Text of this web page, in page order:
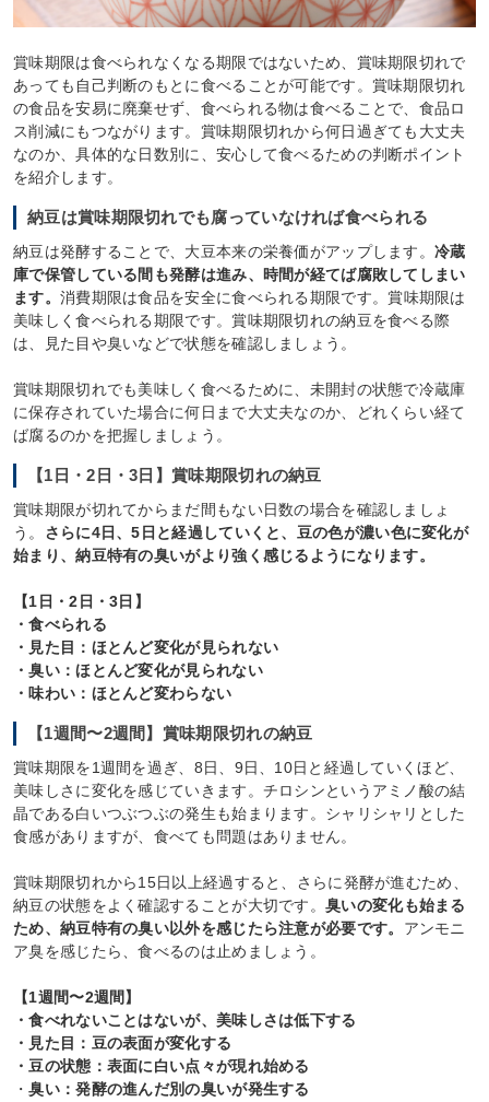
賞味期限は食べられなくなる期限ではないため、賞味期限切れで
あっても自己判断のもとに食べることが可能です。賞味期限切れ
の食品を安易に廃棄せず、食べられる物は食べることで、食品ロ
ス削減にもつながります。賞味期限切れから何日過ぎても大丈夫
なのか、具体的な日数別に、安心して食べるための判断ポイント
を紹介します。
納豆は賞味期限切れでも腐っていなければ食べられる
納豆は発酵することで、大豆本来の栄養価がアップします。冷蔵
庫で保管している間も発酵は進み、時間が経てば腐敗してしまい
ます。 消費期限は食品を安全に食べられる期限です。賞味期限は
美味しく食べられる期限です。賞味期限切れの納豆を食べる際
は、見た目や臭いなどで状態を確認しましょう。
賞味期限切れでも美味しく食べるために、未開封の状態で冷蔵庫
に保存されていた場合に何日まで大丈夫なのか、どれくらい経て
ば腐るのかを把握しましょう。
【1日・2日・3日】賞味期限切れの納豆
賞味期限が切れてからまだ間もない日数の場合を確認しましょ
う。 さらに4日、5日と経過していくと、豆の色が濃い色に変化が
始まり、納豆特有の臭いがより強く感じるようになります。
【1日・2日・3日】
・食べられる
・見た目：ほとんど変化が見られない
・臭い：ほとんど変化が見られない
・味わい：ほとんど変わらない
【1週間〜2週間】賞味期限切れの納豆
賞味期限を1週間を過ぎ、8日、9日、10日と経過していくほど、
美味しさに変化を感じていきます。チロシンというアミノ酸の結
晶である白いつぶつぶの発生も始まります。シャリシャリとした
食感がありますが、食べても問題はありません。
賞味期限切れから15日以上経過すると、さらに発酵が進むため、
納豆の状態をよく確認することが大切です。 臭いの変化も始まる
ため、納豆特有の臭い以外を感じたら注意が必要です。 アンモニ
ア臭を感じたら、食べるのは止めましょう。
【1週間〜2週間】
・食べれないことはないが、美味しさは低下する
・見た目：豆の表面が変化する
・豆の状態：表面に白い点々が現れ始める
・臭い：発酵の進んだ別の臭いが発生する